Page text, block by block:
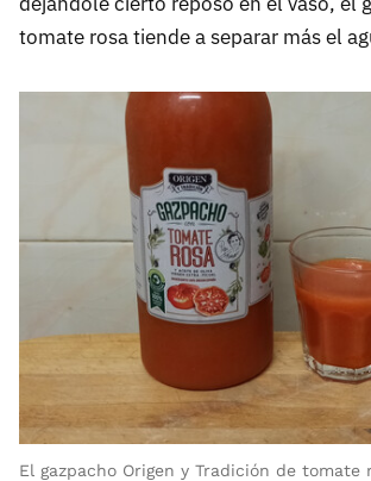
tomate rosa tiende a separar más el
El gazpacho Origen y Tradición de tomate